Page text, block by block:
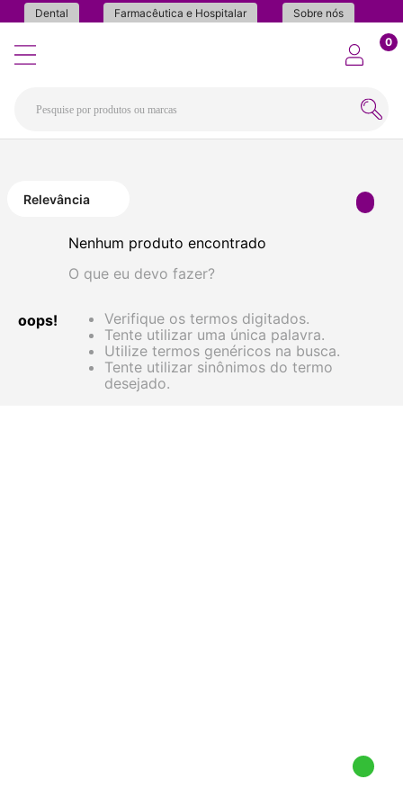
Dental Farmacêutica e Hospitalar Sobre nós
0
Relevância
oops!
Nenhum produto encontrado
O que eu devo fazer?
Verifique os termos digitados.
Tente utilizar uma única palavra.
Utilize termos genéricos na busca.
Tente utilizar sinônimos do termo
desejado.